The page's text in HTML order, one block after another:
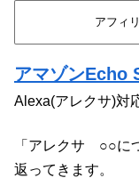
アフィ
アマゾンEcho
Alexa(アレクサ)対
「アレクサ ○○に
返ってきます。